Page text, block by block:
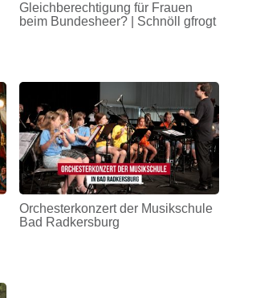
Gleichberechtigung für Frauen
beim Bundesheer? | Schnöll gfrogt
Orchesterkonzert der Musikschule
Bad Radkersburg